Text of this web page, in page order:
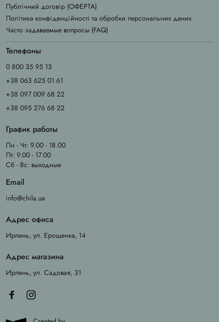
Публічний договір (ОФЕРТА)
Політика конфіденційності та обробки персональних даних
Часто задаваемые вопросы (FAQ)
Телефоны
0 800 35 95 13
+38 063 625 01 61
+38 097 009 68 22
+38 095 276 68 22
График работы
Пн - Чт: 9.00 - 18.00
Пт: 9.00 - 17.00
Сб - Вс: выходные
Email
info@chila.ua
Адрес офиса
Ирпень, ул. Ерощенка, 14
Адрес магазина
Ирпень, ул. Садовая, 31